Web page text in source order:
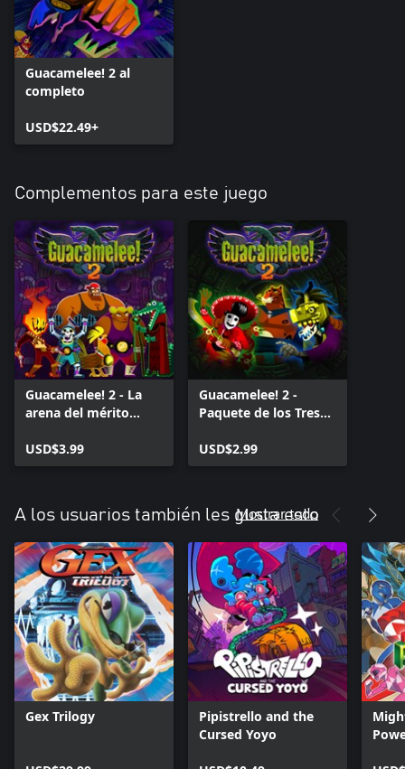
Guacamelee! 2 al
completo
USD$22.49+
Complementos para este juego
Guacamelee! 2 - La
arena del mérito
USD$3.99
Guacamelee! 2 -
Paquete de los Tres
USD$2.99
A los usuarios también les gusta esto
Mostrar todo
Gex Trilogy
Pipistrello and the
Cursed Yoyo